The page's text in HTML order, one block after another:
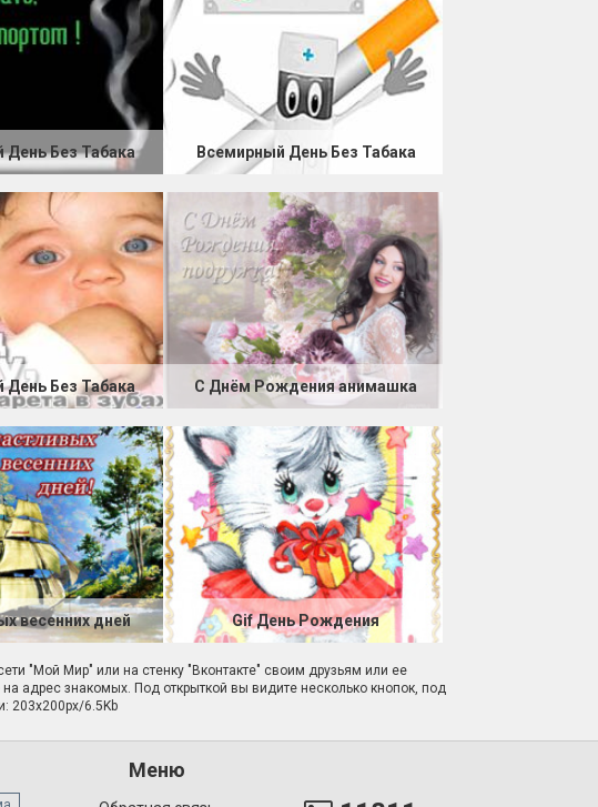
Без Табака Всемирный День Без Табака
Без Табака С Днём Рождения анимашка
весенних дней Gif День Рождения
"Мой Мир" или на стенку "Вконтакте" своим друзьям или ее
адрес знакомых. Под открыткой вы видите несколько кнопок, под
203x200px/6.5Kb
Меню